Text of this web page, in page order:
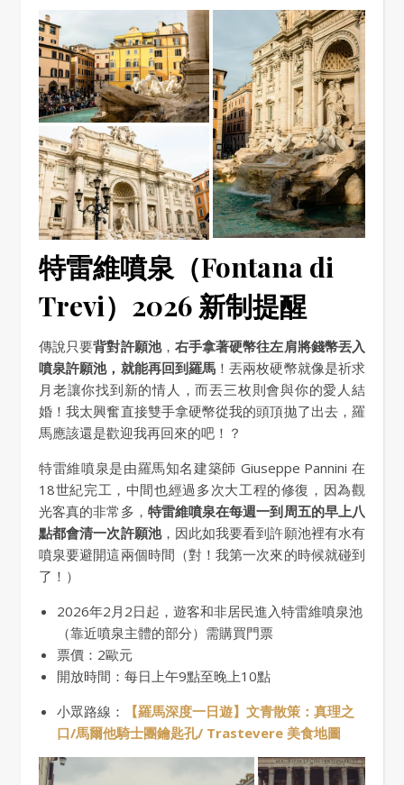
特雷維噴泉（Fontana di
Trevi）2026 新制提醒
傳說只要背對許願池， 右手拿著硬幣往左肩將錢幣丟入
噴泉許願池，就能再回到羅馬 ！丟兩枚硬幣就像是祈求
月老讓你找到新的情人，而丟三枚則會與你的愛人結
婚！我太興奮直接雙手拿硬幣從我的頭頂拋了出去，羅
馬應該還是歡迎我再回來的吧！？
特雷維噴泉是由羅馬知名建築師 Giuseppe Pannini 在
18世紀完工，中間也經過多次大工程的修復，因為觀
光客真的非常多， 特雷維噴泉在每週一到周五的早上八
點都會清一次許願池，因此如我要看到許願池裡有水有
噴泉要避開這兩個時間（對！我第一次來的時候就碰到
了！）
2026年2月2日起，遊客和非居民進入特雷維噴泉池
（靠近噴泉主體的部分）需購買門票
票價：2歐元
開放時間：每日上午9點至晚上10點
小眾路線：
【羅馬深度一日遊】文青散策：真理之
口/馬爾他騎士團鑰匙孔/ Trastevere 美食地圖